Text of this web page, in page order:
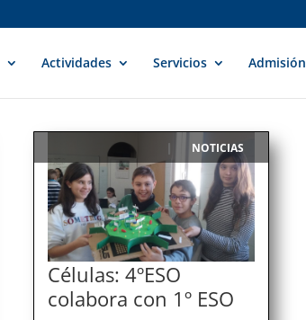
Actividades Servicios Admisión
Células: 4ºESO
colabora con 1º ESO
NOTICIAS